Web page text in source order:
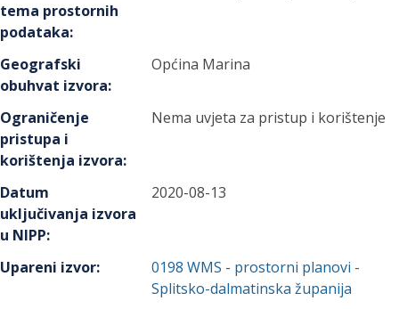
tema prostornih
podataka:
Geografski
obuhvat izvora:
Općina Marina
Ograničenje
pristupa i
korištenja izvora:
Nema uvjeta za pristup i korištenje
Datum
uključivanja izvora
u NIPP:
2020-08-13
Upareni izvor: 0198 WMS - prostorni planovi -
Splitsko-dalmatinska županija